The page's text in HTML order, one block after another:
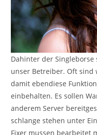
Dahinter der
unser Betreiber. Oft sind
damit ebendiese
einbehalten. Es sollen
anderem Server
schlange stehen unter
Fixer mussen bearbeitet